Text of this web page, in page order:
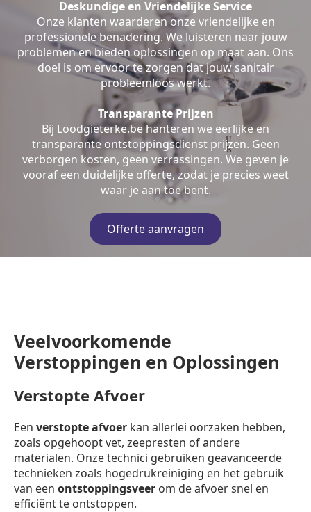
Deskundige en Vriendelijke Service
Onze klanten waarderen onze vriendelijke en
professionele benadering. We luisteren naar jouw
problemen en bieden oplossingen op maat aan. Ons
doel is om ervoor te zorgen dat jouw sanitair
probleemloos werkt.
Transparante Prijzen
Bij Loodgieterke.be hanteren we eerlijke en
transparante ontstoppingsdienst prijzen. Geen
verborgen kosten, geen verrassingen. We geven je
vooraf een duidelijke offerte, zodat je precies weet
waar je aan toe bent.
Offerte aanvragen
Veelvoorkomende
Verstoppingen en Oplossingen
Verstopte Afvoer
Een verstopte afvoer kan allerlei oorzaken hebben,
zoals opgehoopt vet, zeepresten of andere
materialen. Onze technici gebruiken geavanceerde
technieken zoals hogedrukreiniging en het gebruik
van een ontstoppingsveer om de afvoer snel en
efficiënt te ontstoppen.